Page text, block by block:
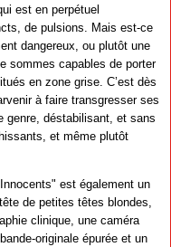
est en perpétuel
de pulsions. Mais est-ce
dangereux, ou plutôt une
sommes capables de porter
en zone grise. C’est dès
à faire transgresser ses
genre, déstabilisant, et sans
et même plutôt
est également un
de petites têtes blondes,
clinique, une caméra
originale épurée et un